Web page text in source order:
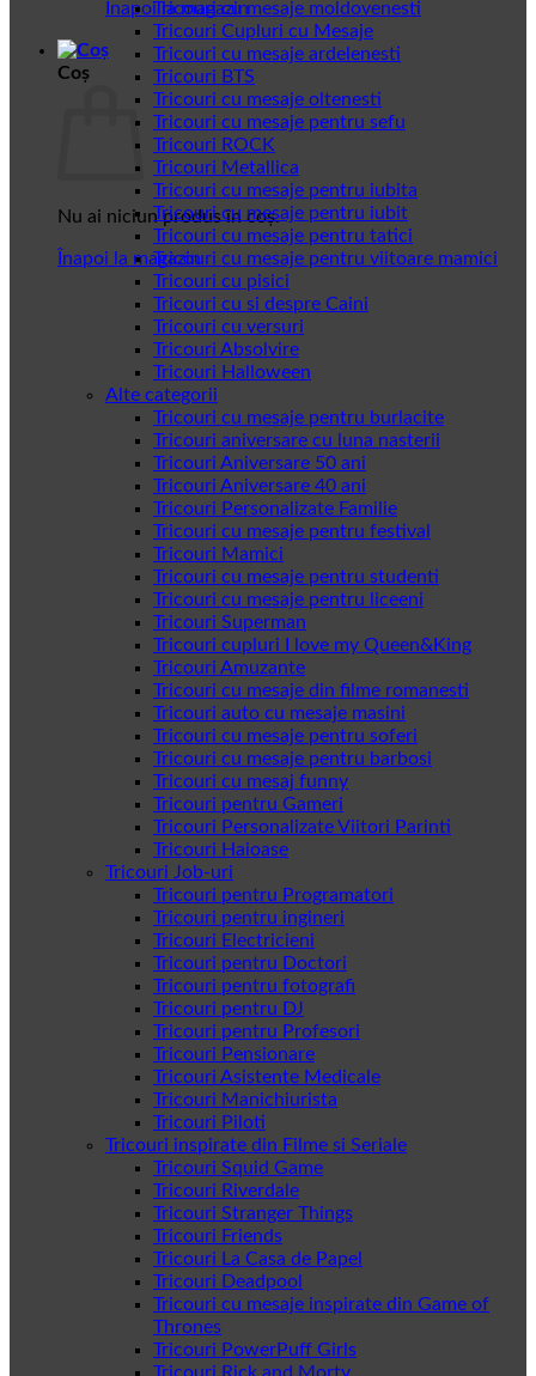
Înapoi la magazin
Coș
Nu ai niciun produs în coș.
Înapoi la magazin
Tricouri cu mesaje moldovenesti
Tricouri Cupluri cu Mesaje
Tricouri cu mesaje ardelenesti
Tricouri BTS
Tricouri cu mesaje oltenesti
Tricouri cu mesaje pentru sefu
Tricouri ROCK
Tricouri Metallica
Tricouri cu mesaje pentru iubita
Tricouri cu mesaje pentru iubit
Tricouri cu mesaje pentru tatici
Tricouri cu mesaje pentru viitoare mamici
Tricouri cu pisici
Tricouri cu si despre Caini
Tricouri cu versuri
Tricouri Absolvire
Tricouri Halloween
Alte categorii
Tricouri cu mesaje pentru burlacite
Tricouri aniversare cu luna nasterii
Tricouri Aniversare 50 ani
Tricouri Aniversare 40 ani
Tricouri Personalizate Familie
Tricouri cu mesaje pentru festival
Tricouri Mamici
Tricouri cu mesaje pentru studenti
Tricouri cu mesaje pentru liceeni
Tricouri Superman
Tricouri cupluri I love my Queen&King
Tricouri Amuzante
Tricouri cu mesaje din filme romanesti
Tricouri auto cu mesaje masini
Tricouri cu mesaje pentru soferi
Tricouri cu mesaje pentru barbosi
Tricouri cu mesaj funny
Tricouri pentru Gameri
Tricouri Personalizate Viitori Parinti
Tricouri Haioase
Tricouri Job-uri
Tricouri pentru Programatori
Tricouri pentru ingineri
Tricouri Electricieni
Tricouri pentru Doctori
Tricouri pentru fotografi
Tricouri pentru DJ
Tricouri pentru Profesori
Tricouri Pensionare
Tricouri Asistente Medicale
Tricouri Manichiurista
Tricouri Piloti
Tricouri inspirate din Filme si Seriale
Tricouri Squid Game
Tricouri Riverdale
Tricouri Stranger Things
Tricouri Friends
Tricouri La Casa de Papel
Tricouri Deadpool
Tricouri cu mesaje inspirate din Game of
Thrones
Tricouri PowerPuff Girls